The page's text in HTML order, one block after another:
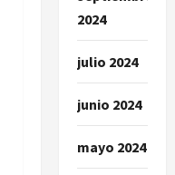
2024
julio 2024
junio 2024
mayo 2024